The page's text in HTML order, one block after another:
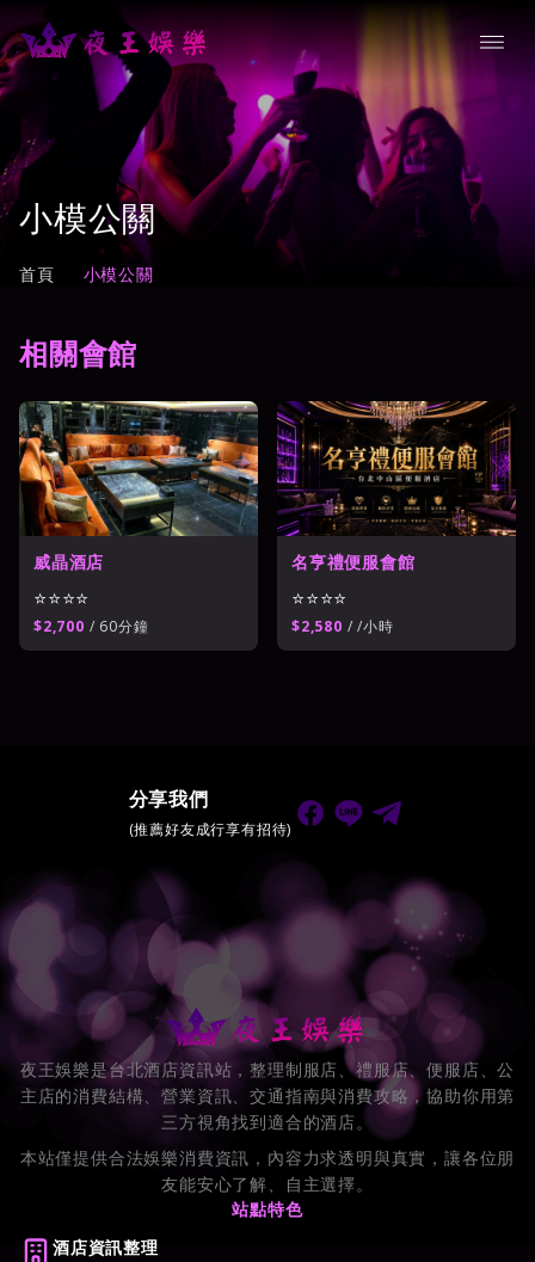
小模公關
首頁 小模公關
相關會館
威晶酒店
⭐⭐⭐⭐
$2,700 / 60分鐘
名亨禮便服會館
⭐⭐⭐⭐
$2,580 / /小時
分享我們
(推薦好友成行享有招待)
夜王娛樂是台北酒店資訊站，整理制服店、禮服店、便服店、公
主店的消費結構、營業資訊、交通指南與消費攻略，協助你用第
三方視角找到適合的酒店。
本站僅提供合法娛樂消費資訊，內容力求透明與真實，讓各位朋
友能安心了解、自主選擇。
站點特色
酒店資訊整理